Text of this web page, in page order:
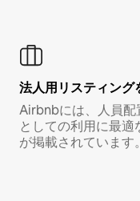
法人用リスティング
Airbnbには、人員配
としての利用に最
が掲載されています。